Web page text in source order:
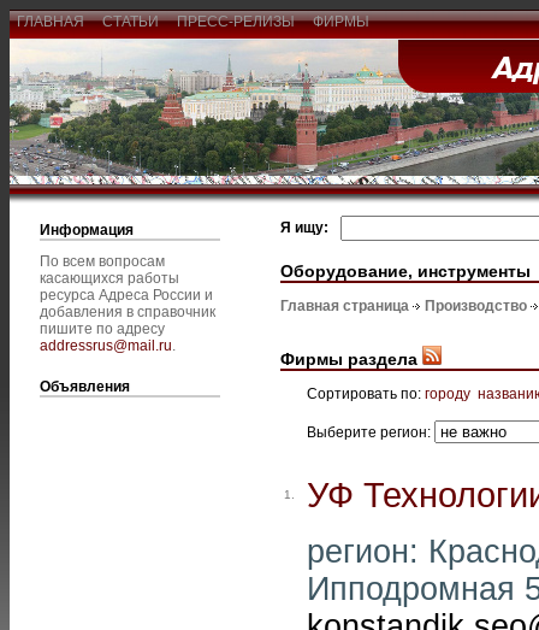
ГЛАВНАЯ СТАТЬИ ПРЕСС-РЕЛИЗЫ ФИРМЫ
Информация
По всем вопросам
касающихся работы
ресурса Адреса России и
добавления в справочник
пишите по адресу
addressrus@mail.ru.
Объявления
Я ищу:
Оборудование, инструменты
Главная страница Производство
Фирмы раздела
Сортировать по: городу
Выберите регион:
1. УФ
регион:
Ипподромная